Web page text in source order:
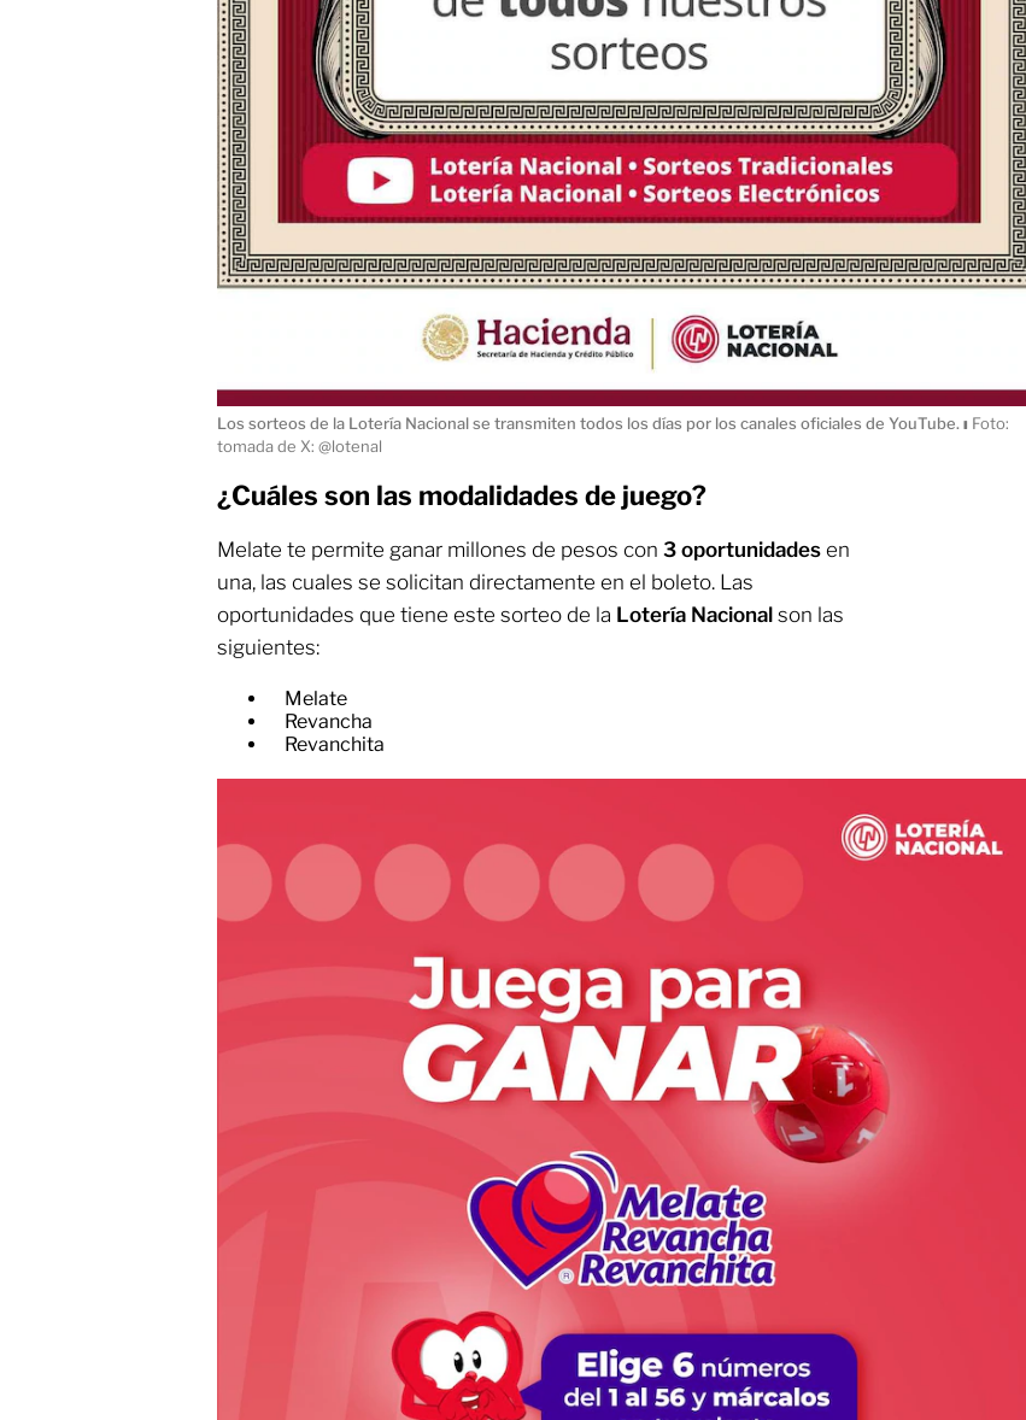
Los sorteos de la Lotería Nacional se transmiten todos los días por los canales oficiales de YouTube. ı Foto:
tomada de X: @lotenal
¿Cuáles son las modalidades de juego?
Melate te permite ganar millones de pesos con 3 oportunidades en
una, las cuales se solicitan directamente en el boleto. Las
oportunidades que tiene este sorteo de la Lotería Nacional son las
siguientes:
Melate
Revancha
Revanchita